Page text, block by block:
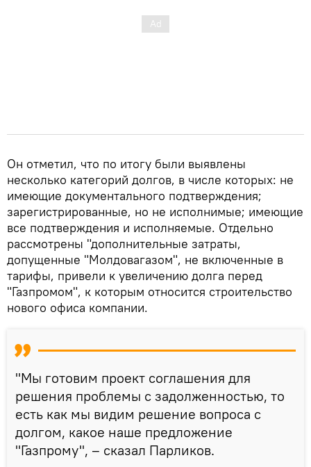
Он отметил, что по итогу были выявлены
несколько категорий долгов, в числе которых: не
имеющие документального подтверждения;
зарегистрированные, но не исполнимые; имеющие
все подтверждения и исполняемые. Отдельно
рассмотрены "дополнительные затраты,
допущенные "Молдовагазом", не включенные в
тарифы, привели к увеличению долга перед
"Газпромом", к которым относится строительство
нового офиса компании.
"Мы готовим проект соглашения для
решения проблемы с задолженностью, то
есть как мы видим решение вопроса с
долгом, какое наше предложение
"Газпрому", – сказал Парликов.